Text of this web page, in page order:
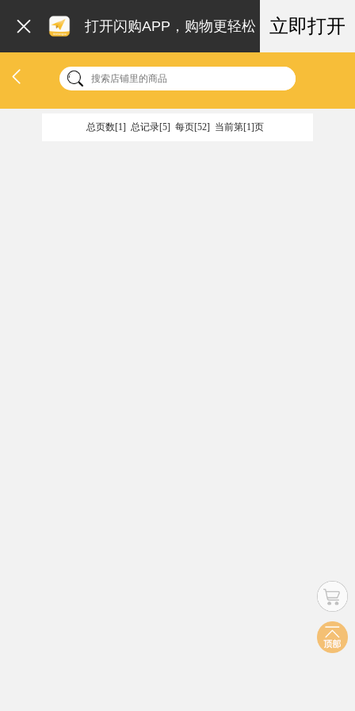
打开闪购APP，购物更轻松 立即打开
总页数[1] 总记录[5] 每页[52] 当前第[1]页